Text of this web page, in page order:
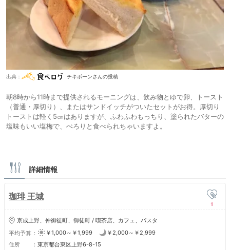
出典： チキボーンさんの投稿
朝8時から11時まで提供されるモーニングは、飲み物とゆで卵、トースト
（普通・厚切り）、またはサンドイッチがついたセットがお得。厚切り
トーストは軽く5㎝はありますが、ふわふわもっちり、塗られたバターの
塩味もいい塩梅で、ぺろりと食べられちゃいますよ。
詳細情報
珈琲 王城
1
京成上野、仲御徒町、御徒町 / 喫茶店、カフェ、パスタ
平均予算
￥1,000～￥1,999
￥2,000～￥2,999
住所
東京都台東区上野6-8-15